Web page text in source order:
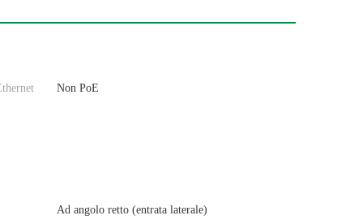
Non PoE
Ad angolo retto (entrata laterale)